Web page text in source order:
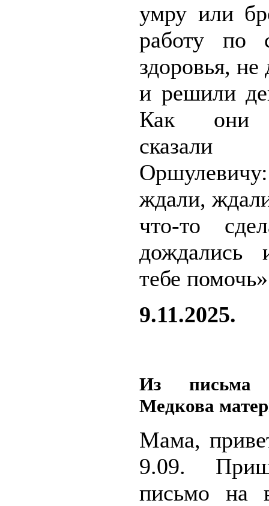
умру или
работу по
здоровья,
и решили
Как они
ждали,
что-то
дождались
тебе
9.11.2025.
Из письма
Медкова
Мама,
9.09.
письмо на